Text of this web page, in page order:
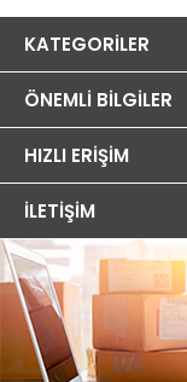
KATEGORILER
ÖNEMLI BILGILER
HIZLI ERIŞIM
İLETIŞIM